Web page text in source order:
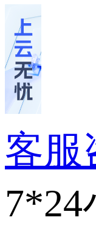
客服